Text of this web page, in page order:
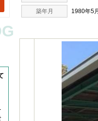
築年月 1980年5月